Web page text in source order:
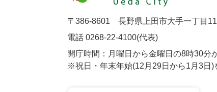
〒386-8601 長野県上田市大手一丁目
電話 0268-22-4100(代表)
開庁時間：月曜日から金曜日の8時30分
※祝日・年末年始(12月29日から1月3日)